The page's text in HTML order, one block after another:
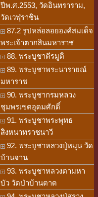
ปีพ.ศ.2553, วัดอินทราราม,
วัดเวฬุราชิน
87.2 รูปหล่อลอยองค์สมเด็จ
พระเจ้าตากสินมหาราช
88. พระบูชาตีรมูติ
89. พระบูชาพระนารายณ์
มหาราช
90. พระบูชากรมหลวง
ชุมพรเขตอุดมศักดิ์
91. พระบูชาพระพุทธ
สิงหนาทราชนาวี
92. พระบูชาหลวงปู่หมุน วัด
บ้านจาน
93. พระบูชาหลวงตามหา
บัว วัดป่าบ้านตาด